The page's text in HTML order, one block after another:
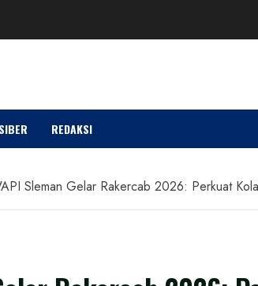
REDAKSI
Sleman Gelar Rakercab 2026: Perkuat